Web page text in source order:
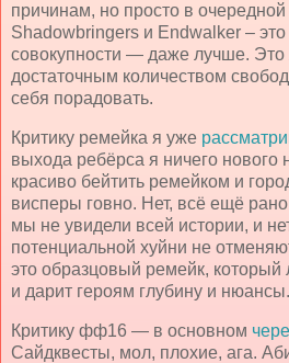
причинам, но просто в
Shadowbringers и Endwalker – это
совокупности — даже лучше. Это
достаточным количеством
себя порадовать.
Критику ремейка я уже
выхода ребёрса я ничего нового
красиво бейтить ремейком и
висперы говно. Нет, всё ещё рано
мы не увидели всей истории, и
потенциальной хуйни не
это образцовый ремейк,
и дарит героям глубину и нюансы.
Критику фф16 — в основном
Сайдквесты, мол, плохие, ага.